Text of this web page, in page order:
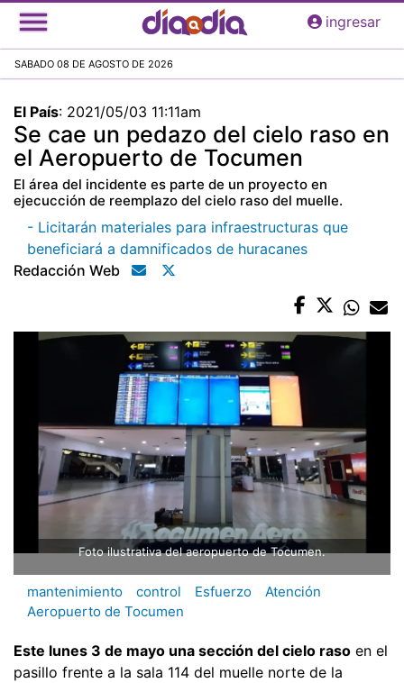
Pasar
al
principal
ingresar
SABADO 08 DE AGOSTO DE 2026
El País: 2021/05/03 11:11am
Se cae un pedazo del cielo raso en
el Aeropuerto de Tocumen
El área del incidente es parte de un proyecto en
ejecucción de reemplazo del cielo raso del muelle.
- Licitarán materiales para infraestructuras que
beneficiará a damnificados de huracanes
Redacción Web
Foto ilustrativa del aeropuerto de Tocumen.
mantenimiento control Esfuerzo
Atención
Aeropuerto de Tocumen
Este lunes 3 de mayo una sección del cielo raso en el
pasillo frente a la sala 114 del muelle norte de la